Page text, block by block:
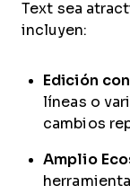
Text sea
incluyen:
Edición
líneas o
cambios
Amplio